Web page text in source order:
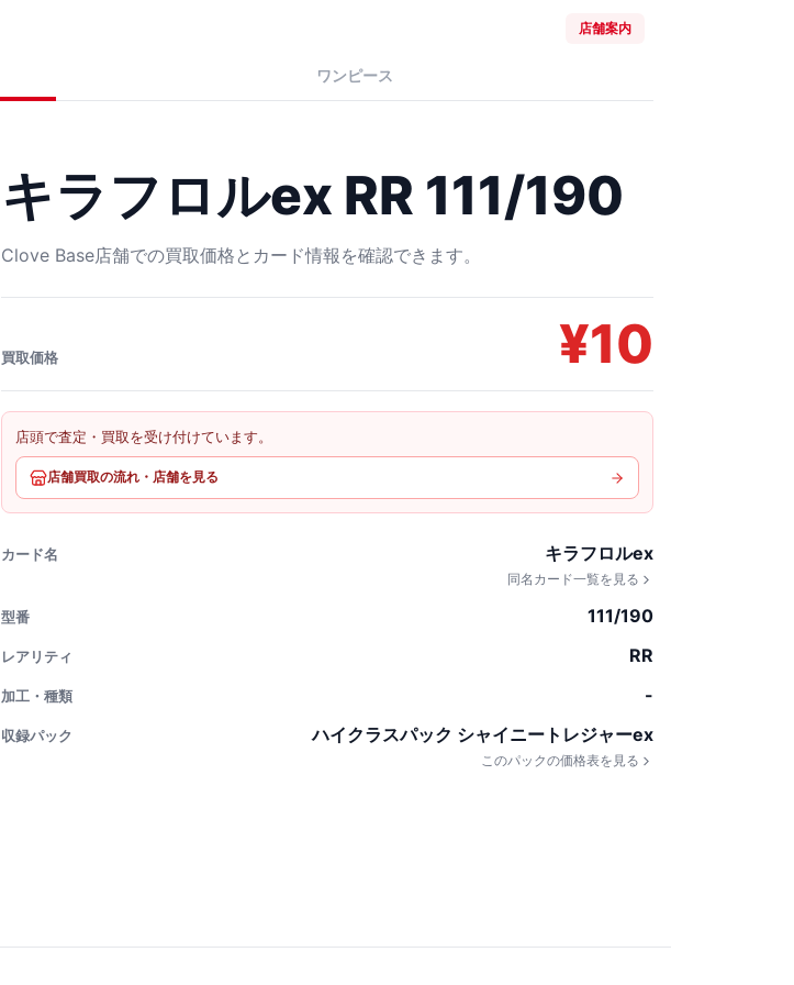
店舗案内
ワンピース
キラフロルex RR 111/190
Clove Base店舗での買取価格とカード情報を確認できます。
買取価格 ¥10
店頭で査定・買取を受け付けています。
店舗買取の流れ・店舗を見る
カード名 キラフロルex
同名カード一覧を見る
型番 111/190
レアリティ RR
加工・種類 -
収録パック ハイクラスパック シャイニートレジャーex
このパックの価格表を見る